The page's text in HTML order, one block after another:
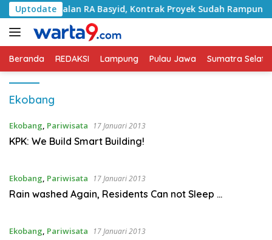
Langsung
ke
konten
Uptodate
Jalan RA Basyid, Kontrak Proyek Sudah Rampung
Beranda REDAKSI Lampung Pulau Jawa Sumatra
Ekobang
Ekobang, Pariwisata 17 Januari 2013
KPK: We Build Smart Building!
Ekobang, Pariwisata 17 Januari 2013
Rain washed Again, Residents Can not Sleep …
Ekobang, Pariwisata 17 Januari 2013